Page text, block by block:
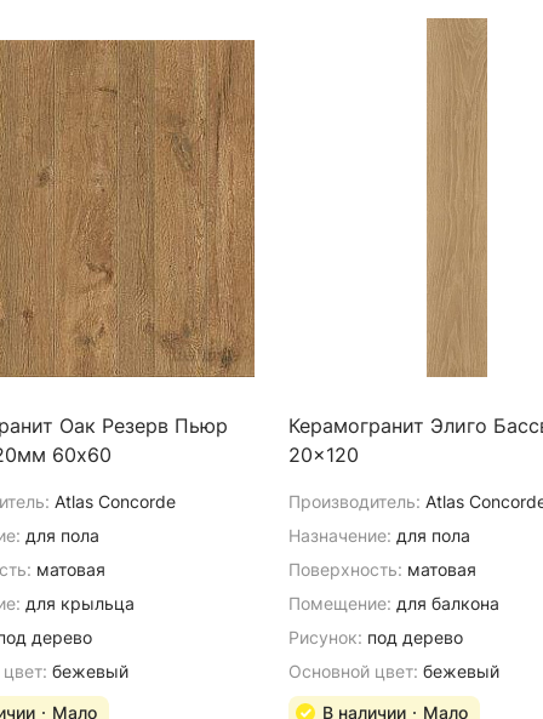
Оак Резерв Пьюр
60х60
Atlas Concorde
для пола
матовая
для крыльца
дерево
бежевый
Мало
Керамогранит Элиго
20x120
Производитель: Atlas
Назначение: для пола
Поверхность: матовая
Помещение: для балкона
Рисунок: под дерево
Основной цвет: бежевый
В наличии
Мало